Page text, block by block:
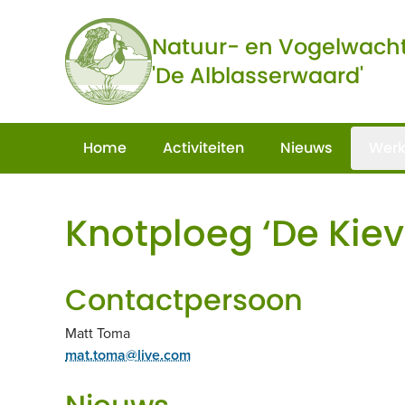
Natuur- en
'De Alblasserwaard'
Home Activiteiten Nieuws
Knotploeg ‘De
Contactpersoon
Matt Toma
mat.toma@live.com